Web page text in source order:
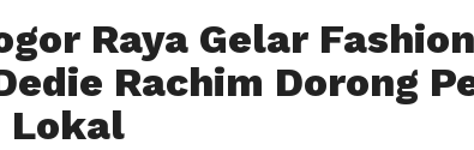
Raya Gelar
Rachim Dorong
Lokal